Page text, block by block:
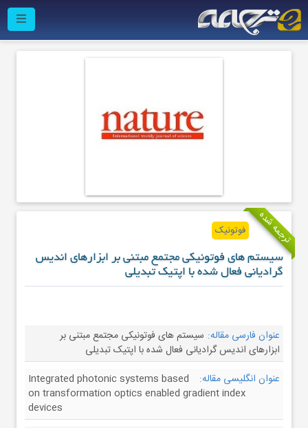
ترجمه شده فوتونیک
سیستم های فوتونیکی مجتمع مبتنی بر ابزارهای اندیس
گرادیانی فعال شده با اپتیک تبدیلی
عنوان فارسی مقاله: سیستم های فوتونیکی مجتمع مبتنی بر
ابزارهای اندیس گرادیانی فعال شده با اپتیک تبدیلی
عنوان انگلیسی مقاله:
Integrated photonic systems based
on transformation optics enabled gradient index
devices